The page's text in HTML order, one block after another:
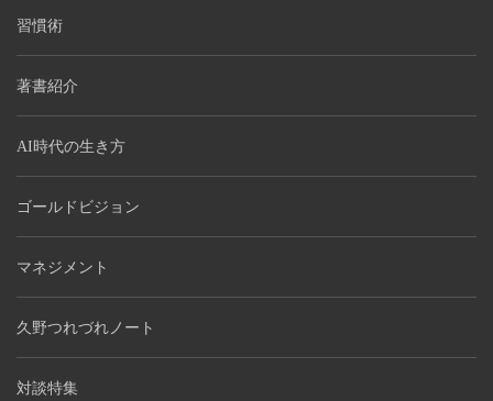
習慣術
著書紹介
AI時代の生き方
ゴールドビジョン
マネジメント
久野つれづれノート
対談特集